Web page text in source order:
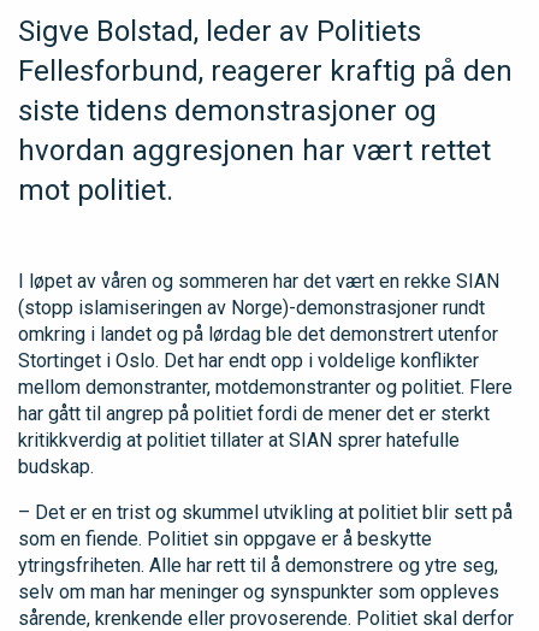
Sigve Bolstad, leder av Politiets
Fellesforbund, reagerer kraftig på den
siste tidens demonstrasjoner og
hvordan aggresjonen har vært rettet
mot politiet.
I løpet av våren og sommeren har det vært en rekke SIAN
(stopp islamiseringen av Norge)-demonstrasjoner rundt
omkring i landet og på lørdag ble det demonstrert utenfor
Stortinget i Oslo. Det har endt opp i voldelige konflikter
mellom demonstranter, motdemonstranter og politiet. Flere
har gått til angrep på politiet fordi de mener det er sterkt
kritikkverdig at politiet tillater at SIAN sprer hatefulle
budskap.
– Det er en trist og skummel utvikling at politiet blir sett på
som en fiende. Politiet sin oppgave er å beskytte
ytringsfriheten. Alle har rett til å demonstrere og ytre seg,
selv om man har meninger og synspunkter som oppleves
sårende, krenkende eller provoserende. Politiet skal derfor